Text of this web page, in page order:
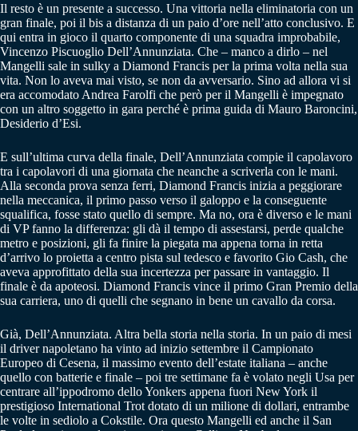
Il resto è un presente a successo. Una vittoria nella eliminatoria con un
gran finale, poi il bis a distanza di un paio d’ore nell’atto conclusivo. E
qui entra in gioco il quarto componente di una squadra improbabile,
Vincenzo Piscuoglio Dell’Annunziata. Che – manco a dirlo – nel
Mangelli sale in sulky a Diamond Francis per la prima volta nella sua
vita. Non lo aveva mai visto, se non da avversario. Sino ad allora vi si
era accomodato Andrea Farolfi che però per il Mangelli è impegnato
con un altro soggetto in gara perché è prima guida di Mauro Baroncini,
Desiderio d’Esi.
E sull’ultima curva della finale, Dell’Annunziata compie il capolavoro
tra i capolavori di una giornata che neanche a scriverla con le mani.
Alla seconda prova senza ferri, Diamond Francis inizia a peggiorare
nella meccanica, il primo passo verso il galoppo e la conseguente
squalifica, fosse stato quello di sempre. Ma no, ora è diverso e le mani
di VP fanno la differenza: gli dà il tempo di assestarsi, perde qualche
metro e posizioni, gli fa finire la piegata ma appena torna in retta
d’arrivo lo proietta a centro pista sul tedesco e favorito Gio Cash, che
aveva approfittato della sua incertezza per passare in vantaggio. Il
finale è da apoteosi. Diamond Francis vince il primo Gran Premio della
sua carriera, uno di quelli che segnano in bene un cavallo da corsa.
Già, Dell’Annunziata. Altra bella storia nella storia. In un paio di mesi
il driver napoletano ha vinto ad inizio settembre il Campionato
Europeo di Cesena, il massimo evento dell’estate italiana – anche
quello con batterie e finale – poi tre settimane fa è volato negli Usa per
centrare all’ippodromo dello Yonkers appena fuori New York il
prestigioso International Trot dotato di un milione di dollari, entrambe
le volte in sediolo a Cokstile. Ora questo Mangelli ed anche il San